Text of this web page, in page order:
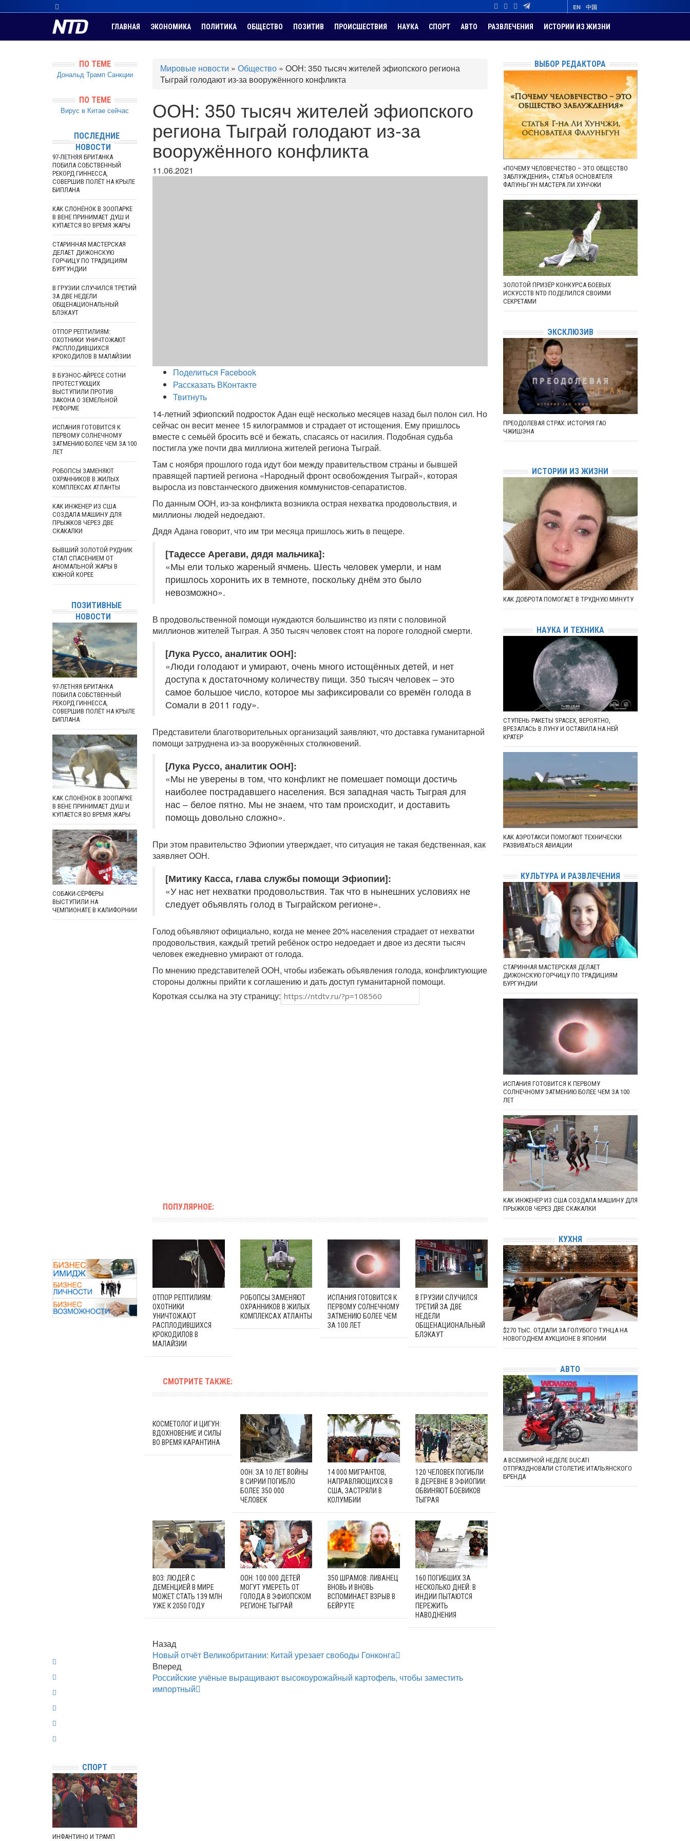
EN 中国
ГЛАВНАЯ ЭКОНОМИКА ПОЛИТИКА ОБЩЕСТВО ПОЗИТИВ ПРОИСШЕСТВИЯ НАУКА СПОРТ АВТО РАЗВЛЕЧЕНИЯ ИСТОРИИ ИЗ ЖИЗНИ
Мировые новости » Общество » ООН: 350 тысяч жителей эфиопского региона
Тыграй голодают из-за вооружённого конфликта
ООН: 350 тысяч жителей эфиопского
региона Тыграй голодают из-за
вооружённого конфликта
11.06.2021
Поделиться Facebook
Рассказать ВКонтакте
Твитнуть
14-летний эфиопский подросток Адан ещё несколько месяцев назад был полон сил. Но
сейчас он весит менее 15 килограммов и страдает от истощения. Ему пришлось
вместе с семьёй бросить всё и бежать, спасаясь от насилия. Подобная судьба
постигла уже почти два миллиона жителей региона Тыграй.
Там с ноября прошлого года идут бои между правительством страны и бывшей
правящей партией региона «Народный фронт освобождения Тыграй», которая
выросла из повстанческого движения коммунистов-сепаратистов.
По данным ООН, из-за конфликта возникла острая нехватка продовольствия, и
миллионы людей недоедают.
Дядя Адана говорит, что им три месяца пришлось жить в пещере.
[Тадессе Арегави, дядя мальчика]:
«Мы ели только жареный ячмень. Шесть человек умерли, и нам
пришлось хоронить их в темноте, поскольку днём это было
невозможно».
В продовольственной помощи нуждаются большинство из пяти с половиной
миллионов жителей Тыграя. А 350 тысяч человек стоят на пороге голодной смерти.
[Лука Руссо, аналитик ООН]:
«Люди голодают и умирают, очень много истощённых детей, и нет
доступа к достаточному количеству пищи. 350 тысяч человек – это
самое большое число, которое мы зафиксировали со времён голода в
Сомали в 2011 году».
Представители благотворительных организаций заявляют, что доставка гуманитарной
помощи затруднена из-за вооружённых столкновений.
[Лука Руссо, аналитик ООН]:
«Мы не уверены в том, что конфликт не помешает помощи достичь
наиболее пострадавшего населения. Вся западная часть Тыграя для
нас – белое пятно. Мы не знаем, что там происходит, и доставить
помощь довольно сложно».
При этом правительство Эфиопии утверждает, что ситуация не такая бедственная, как
заявляет ООН.
[Митику Касса, глава службы помощи Эфиопии]:
«У нас нет нехватки продовольствия. Так что в нынешних условиях не
следует объявлять голод в Тыграйском регионе».
Голод объявляют официально, когда не менее 20% населения страдает от нехватки
продовольствия, каждый третий ребёнок остро недоедает и двое из десяти тысяч
человек ежедневно умирают от голода.
По мнению представителей ООН, чтобы избежать объявления голода, конфликтующие
стороны должны прийти к соглашению и дать доступ гуманитарной помощи.
Короткая ссылка на эту страницу:
ПОПУЛЯРНОЕ:
ОТПОР РЕПТИЛИЯМ:
ОХОТНИКИ
УНИЧТОЖАЮТ
РАСПЛОДИВШИХСЯ
КРОКОДИЛОВ В
МАЛАЙЗИИ
РОБОПСЫ ЗАМЕНЯЮТ
ОХРАННИКОВ В ЖИЛЫХ
КОМПЛЕКСАХ АТЛАНТЫ
ИСПАНИЯ ГОТОВИТСЯ К
ПЕРВОМУ СОЛНЕЧНОМУ
ЗАТМЕНИЮ БОЛЕЕ ЧЕМ
ЗА 100 ЛЕТ
В ГРУЗИИ СЛУЧИЛСЯ
ТРЕТИЙ ЗА ДВЕ
НЕДЕЛИ
ОБЩЕНАЦИОНАЛЬНЫЙ
БЛЭКАУТ
СМОТРИТЕ ТАКЖЕ:
КОСМЕТОЛОГ И ЦИГУН:
ВДОХНОВЕНИЕ И СИЛЫ
ВО ВРЕМЯ КАРАНТИНА
ООН: ЗА 10 ЛЕТ ВОЙНЫ
В СИРИИ ПОГИБЛО
БОЛЕЕ 350 000
ЧЕЛОВЕК
14 000 МИГРАНТОВ,
НАПРАВЛЯЮЩИХСЯ В
США, ЗАСТРЯЛИ В
КОЛУМБИИ
120 ЧЕЛОВЕК ПОГИБЛИ
В ДЕРЕВНЕ В ЭФИОПИИ:
ОБВИНЯЮТ БОЕВИКОВ
ТЫГРАЯ
ВОЗ: ЛЮДЕЙ С
ДЕМЕНЦИЕЙ В МИРЕ
МОЖЕТ СТАТЬ 139 МЛН
УЖЕ К 2050 ГОДУ
ООН: 100 000 ДЕТЕЙ
МОГУТ УМЕРЕТЬ ОТ
ГОЛОДА В ЭФИОПСКОМ
РЕГИОНЕ ТЫГРАЙ
350 ШРАМОВ: ЛИВАНЕЦ
ВНОВЬ И ВНОВЬ
ВСПОМИНАЕТ ВЗРЫВ В
БЕЙРУТЕ
160 ПОГИБШИХ ЗА
НЕСКОЛЬКО ДНЕЙ: В
ИНДИИ ПЫТАЮТСЯ
ПЕРЕЖИТЬ
НАВОДНЕНИЯ
Назад
Новый отчёт Великобритании: Китай урезает свободы Гонконга
Вперед
Российские учёные выращивают высокоурожайный картофель, чтобы заместить
импортный
ПО ТЕМЕ
Дональд Трамп Санкции
ПО ТЕМЕ
Вирус в Китае сейчас
ПОСЛЕДНИЕ
НОВОСТИ
97-ЛЕТНЯЯ БРИТАНКА
ПОБИЛА СОБСТВЕННЫЙ
РЕКОРД ГИННЕССА,
СОВЕРШИВ ПОЛЁТ НА КРЫЛЕ
БИПЛАНА
КАК СЛОНЁНОК В ЗООПАРКЕ
В ВЕНЕ ПРИНИМАЕТ ДУШ И
КУПАЕТСЯ ВО ВРЕМЯ ЖАРЫ
СТАРИННАЯ МАСТЕРСКАЯ
ДЕЛАЕТ ДИЖОНСКУЮ
ГОРЧИЦУ ПО ТРАДИЦИЯМ
БУРГУНДИИ
В ГРУЗИИ СЛУЧИЛСЯ ТРЕТИЙ
ЗА ДВЕ НЕДЕЛИ
ОБЩЕНАЦИОНАЛЬНЫЙ
БЛЭКАУТ
ОТПОР РЕПТИЛИЯМ:
ОХОТНИКИ УНИЧТОЖАЮТ
РАСПЛОДИВШИХСЯ
КРОКОДИЛОВ В МАЛАЙЗИИ
В БУЭНОС-АЙРЕСЕ СОТНИ
ПРОТЕСТУЮЩИХ
ВЫСТУПИЛИ ПРОТИВ
ЗАКОНА О ЗЕМЕЛЬНОЙ
РЕФОРМЕ
ИСПАНИЯ ГОТОВИТСЯ К
ПЕРВОМУ СОЛНЕЧНОМУ
ЗАТМЕНИЮ БОЛЕЕ ЧЕМ ЗА 100
ЛЕТ
РОБОПСЫ ЗАМЕНЯЮТ
ОХРАННИКОВ В ЖИЛЫХ
КОМПЛЕКСАХ АТЛАНТЫ
КАК ИНЖЕНЕР ИЗ США
СОЗДАЛА МАШИНУ ДЛЯ
ПРЫЖКОВ ЧЕРЕЗ ДВЕ
СКАКАЛКИ
БЫВШИЙ ЗОЛОТОЙ РУДНИК
СТАЛ СПАСЕНИЕМ ОТ
АНОМАЛЬНОЙ ЖАРЫ В
ЮЖНОЙ КОРЕЕ
ПОЗИТИВНЫЕ
НОВОСТИ
97-ЛЕТНЯЯ БРИТАНКА
ПОБИЛА СОБСТВЕННЫЙ
РЕКОРД ГИННЕССА,
СОВЕРШИВ ПОЛЁТ НА КРЫЛЕ
БИПЛАНА
КАК СЛОНЁНОК В ЗООПАРКЕ
В ВЕНЕ ПРИНИМАЕТ ДУШ И
КУПАЕТСЯ ВО ВРЕМЯ ЖАРЫ
СОБАКИ-СЁРФЕРЫ
ВЫСТУПИЛИ НА
ЧЕМПИОНАТЕ В КАЛИФОРНИИ
СПОРТ
ИНФАНТИНО И ТРАМП
ВЫБОР РЕДАКТОРА
«ПОЧЕМУ ЧЕЛОВЕЧЕСТВО – ЭТО ОБЩЕСТВО
ЗАБЛУЖДЕНИЯ», СТАТЬЯ ОСНОВАТЕЛЯ
ФАЛУНЬГУН МАСТЕРА ЛИ ХУНЧЖИ
ЗОЛОТОЙ ПРИЗЁР КОНКУРСА БОЕВЫХ
ИСКУССТВ NTD ПОДЕЛИЛСЯ СВОИМИ
СЕКРЕТАМИ
ЭКСКЛЮЗИВ
ПРЕОДОЛЕВАЯ СТРАХ: ИСТОРИЯ ГАО
ЧЖИШЭНА
ИСТОРИИ ИЗ ЖИЗНИ
КАК ДОБРОТА ПОМОГАЕТ В ТРУДНУЮ МИНУТУ
НАУКА И ТЕХНИКА
СТУПЕНЬ РАКЕТЫ SPACEX, ВЕРОЯТНО,
ВРЕЗАЛАСЬ В ЛУНУ И ОСТАВИЛА НА НЕЙ
КРАТЕР
КАК АЭРОТАКСИ ПОМОГАЮТ ТЕХНИЧЕСКИ
РАЗВИВАТЬСЯ АВИАЦИИ
КУЛЬТУРА И РАЗВЛЕЧЕНИЯ
СТАРИННАЯ МАСТЕРСКАЯ ДЕЛАЕТ
ДИЖОНСКУЮ ГОРЧИЦУ ПО ТРАДИЦИЯМ
БУРГУНДИИ
ИСПАНИЯ ГОТОВИТСЯ К ПЕРВОМУ
СОЛНЕЧНОМУ ЗАТМЕНИЮ БОЛЕЕ ЧЕМ ЗА 100
ЛЕТ
КАК ИНЖЕНЕР ИЗ США СОЗДАЛА МАШИНУ ДЛЯ
ПРЫЖКОВ ЧЕРЕЗ ДВЕ СКАКАЛКИ
КУХНЯ
$270 ТЫС. ОТДАЛИ ЗА ГОЛУБОГО ТУНЦА НА
НОВОГОДНЕМ АУКЦИОНЕ В ЯПОНИИ
АВТО
А ВСЕМИРНОЙ НЕДЕЛЕ DUCATI
ОТПРАЗДНОВАЛИ СТОЛЕТИЕ ИТАЛЬЯНСКОГО
БРЕНДА